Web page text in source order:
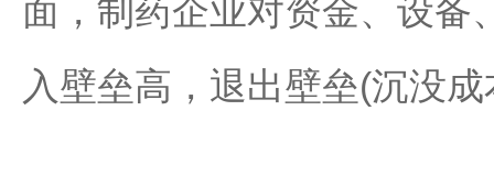
面，制药企业对资金、设备
入壁垒高，退出壁垒(沉没